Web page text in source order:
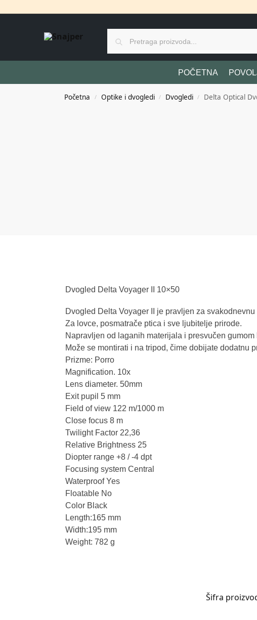
POČETNA
Početna / Optike i dvogledi / Dvogledi / Delta Optical
Dvogled Delta Voyager II 10×50
Dvogled Delta Voyager II je pravljen za svakodnevnu
Za lovce, posmatrače ptica i sve ljubitelje prirode.
Napravljen od laganih materijala i presvučen
Može se montirati i na tripod, čime dobijate dodatnu
Prizme: Porro
Magnification. 10x
Lens diameter. 50mm
Exit pupil 5 mm
Field of view 122 m/1000 m
Close focus 8 m
Twilight Factor 22,36
Relative Brightness 25
Diopter range +8 / -4 dpt
Focusing system Central
Waterproof Yes
Floatable No
Color Black
Length:165 mm
Width:195 mm
Weight: 782 g
Šifra